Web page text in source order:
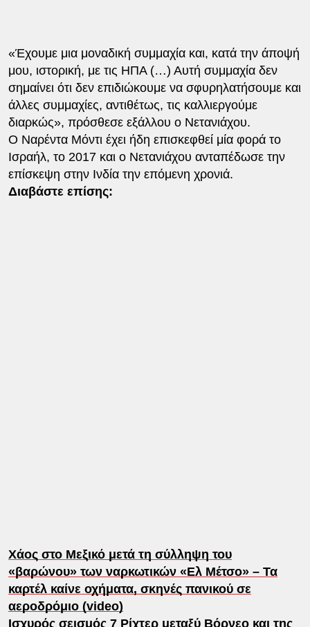
«Έχουμε μια μοναδική συμμαχία και, κατά την άποψή
μου, ιστορική, με τις ΗΠΑ (…) Αυτή συμμαχία δεν
σημαίνει ότι δεν επιδιώκουμε να σφυρηλατήσουμε και
άλλες συμμαχίες, αντιθέτως, τις καλλιεργούμε
διαρκώς», πρόσθεσε εξάλλου ο Νετανιάχου.
Ο Ναρέντα Μόντι έχει ήδη επισκεφθεί μία φορά το
Ισραήλ, το 2017 και ο Νετανιάχου ανταπέδωσε την
επίσκεψη στην Ινδία την επόμενη χρονιά.
Διαβάστε επίσης:
Χάος στο Μεξικό μετά τη σύλληψη του
«βαρώνου» των ναρκωτικών «Ελ Μέτσο» – Τα
καρτέλ καίνε οχήματα, σκηνές πανικού σε
αεροδρόμιο (video)
Ισχυρός σεισμός 7 Ρίχτερ μεταξύ Βόρνεο και της